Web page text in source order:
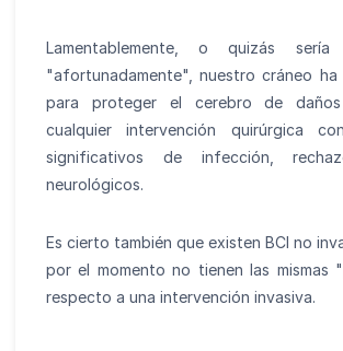
Lamentablemente, o quizás
"afortunadamente", nuestro cráneo ha
para proteger el cerebro de
cualquier intervención quirúrgica
significativos de infección,
neurológicos.
Es cierto también que existen BCI no
por el momento no tienen las mismas
respecto a una intervención invasiva.